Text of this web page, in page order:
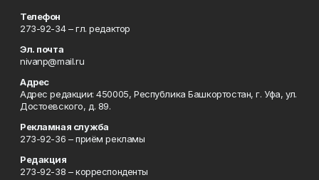
Телефон
273-92-34 – гл. редактор
Эл. почта
nivanp@mail.ru
Адрес
Адрес редакции: 450005, Республика Башкортостан, г. Уфа, ул.
Достоевского, д. 89.
Рекламная служба
273-92-36 – приём рекламы
Редакция
273-92-38 – корреспонденты